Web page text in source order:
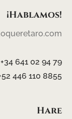
¡Hablamos!
+34 641 02 94 79
446 110 8855
Hare